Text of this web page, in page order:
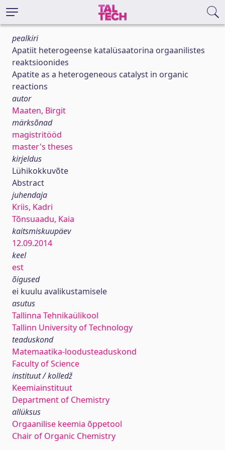
pealkiri
Apatiit heterogeense katalüsaatorina orgaanilistes
reaktsioonides
Apatite as a heterogeneous catalyst in organic
reactions
autor
Maaten, Birgit
märksõnad
magistritööd
master's theses
kirjeldus
Lühikokkuvõte
Abstract
juhendaja
Kriis, Kadri
Tõnsuaadu, Kaia
kaitsmiskuupäev
12.09.2014
keel
est
õigused
ei kuulu avalikustamisele
asutus
Tallinna Tehnikaülikool
Tallinn University of Technology
teaduskond
Matemaatika-loodusteaduskond
Faculty of Science
instituut / kolledž
Keemiainstituut
Department of Chemistry
allüksus
Orgaanilise keemia õppetool
Chair of Organic Chemistry